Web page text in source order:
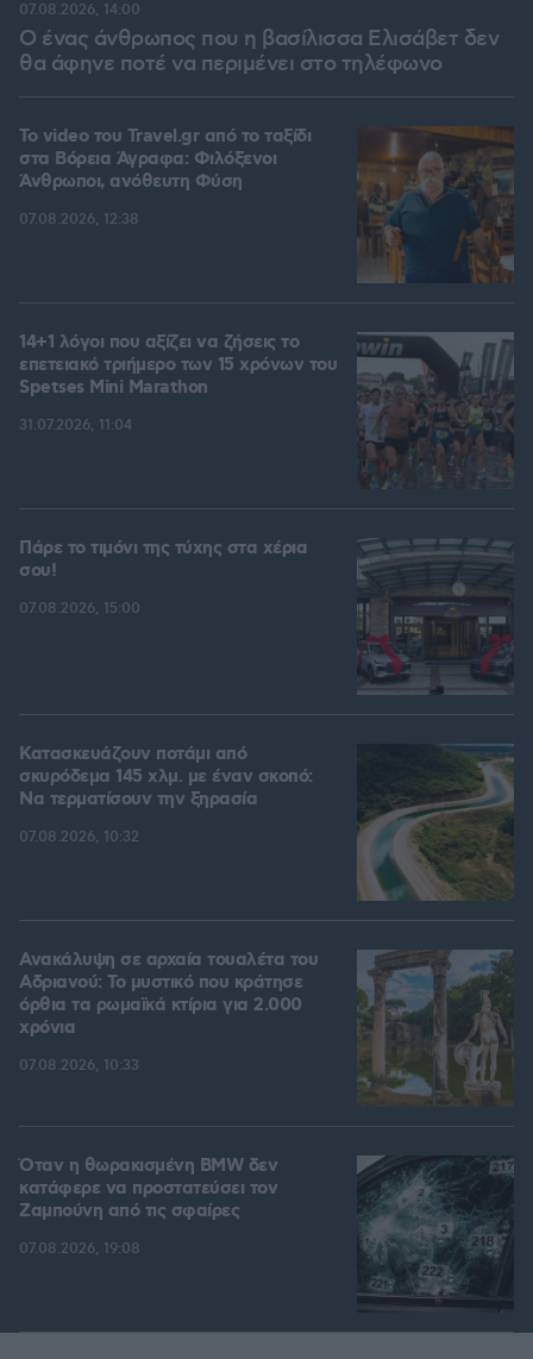
Ο ένας άνθρωπος που η βασίλισσα Ελισάβετ δεν
θα άφηνε ποτέ να περιμένει στο τηλέφωνο
07.08.2026, 14:00
To video του Travel.gr από το ταξίδι
στα Βόρεια Άγραφα: Φιλόξενοι
Άνθρωποι, ανόθευτη Φύση
07.08.2026, 12:38
14+1 λόγοι που αξίζει να ζήσεις το
επετειακό τριήμερο των 15 χρόνων του
Spetses Mini Marathon
31.07.2026, 11:04
Πάρε το τιμόνι της τύχης στα χέρια
σου!
07.08.2026, 15:00
Κατασκευάζουν ποτάμι από
σκυρόδεμα 145 χλμ. με έναν σκοπό:
Να τερματίσουν την ξηρασία
07.08.2026, 10:32
Ανακάλυψη σε αρχαία τουαλέτα του
Αδριανού: Το μυστικό που κράτησε
όρθια τα ρωμαϊκά κτίρια για 2.000
χρόνια
07.08.2026, 10:33
Όταν η θωρακισμένη BMW δεν
κατάφερε να προστατεύσει τον
Ζαμπούνη από τις σφαίρες
07.08.2026, 19:08